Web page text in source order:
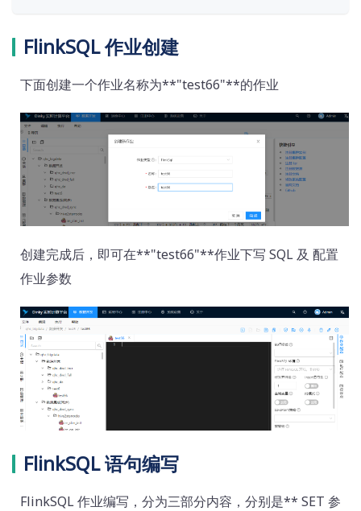
FlinkSQL 作业创建
下面创建一个作业名称为**"test66"**的作业
创建完成后，即可在**"test66"**作业下写 SQL 及 配置
作业参数
FlinkSQL 语句编写
FlinkSQL 作业编写，分为三部分内容，分别是** SET 参